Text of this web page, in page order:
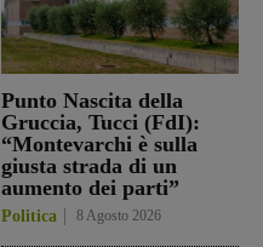
Punto Nascita della
Gruccia, Tucci (FdI):
“Montevarchi è sulla
giusta strada di un
aumento dei parti”
Politica 8 Agosto 2026